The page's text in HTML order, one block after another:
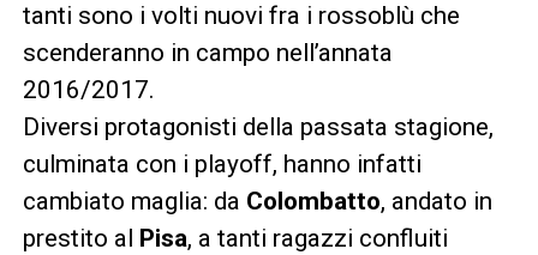
tanti sono i volti nuovi fra i rossoblù che
scenderanno in campo nell’annata
2016/2017.
Diversi protagonisti della passata stagione,
culminata con i playoff, hanno infatti
cambiato maglia: da Colombatto, andato in
prestito al Pisa, a tanti ragazzi confluiti